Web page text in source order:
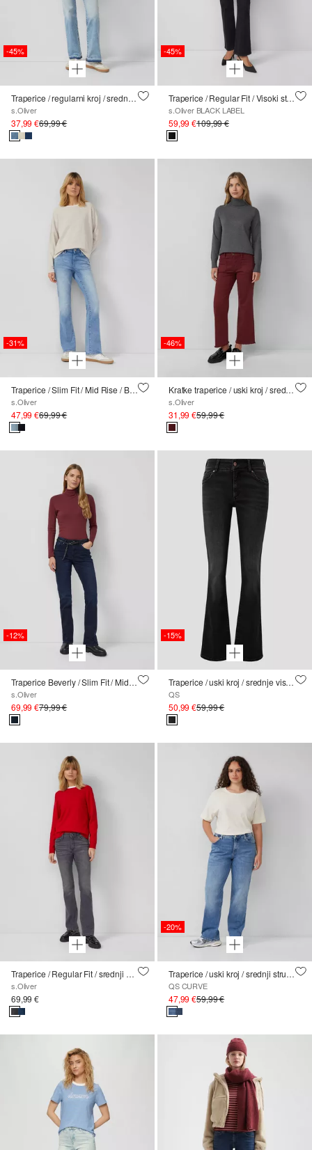
-45%
Traperice / regularni kroj / srednji struk / proširene nogavice / izlizan rub
s.Oliver
37,99 €69,99 €
-45%
Traperice / Regular Fit / Visoki struk / Zvončaste nogavice / s cirkonima
s.Oliver BLACK LABEL
59,99 €109,99 €
-31%
Traperice / Slim Fit / Mid Rise / Bootcut / Rastezljive
s.Oliver
47,99 €69,99 €
-46%
Kratke traperice / uski kroj / srednji struk / proširene nogavice / otvoreni rub
s.Oliver
31,99 €59,99 €
-12%
Traperice Beverly / Slim Fit / Mid Rise / Slim Bootcut / s remenom
s.Oliver
69,99 €79,99 €
-15%
Traperice / uski kroj / srednje visoki struk / bootcut nogavice
QS
50,99 €59,99 €
Traperice / Regular Fit / srednji struk / Bootcut
s.Oliver
69,99 €
-20%
Traperice / uski kroj / srednji struk / ravne nogavice
QS CURVE
47,99 €59,99 €